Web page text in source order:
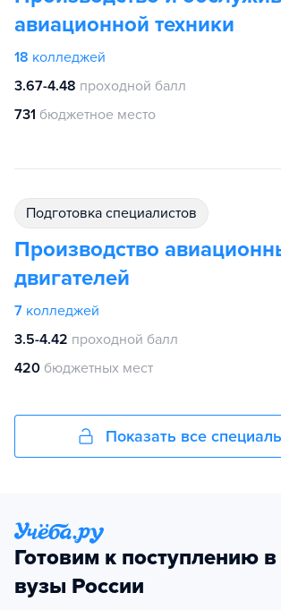
авиационной техники
18 колледжей
3.67-4.48 проходной балл
731 бюджетное место
подготовка специалистов
Производство
двигателей
7 колледжей
3.5-4.42 проходной балл
420 бюджетных мест
Показать все
Готовим к поступлению
вузы России